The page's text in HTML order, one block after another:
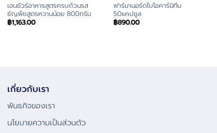
เอนชัวร์อาหารสูตรครบถ้วนรส
ธัญพืชสูตรหวานน้อย 800กรัม
฿1,163.00
ฟาร์มานอร์ดไบโอคาร์นิทีน
50แคปซูล
฿890.00
เกี่ยวกับเรา
พันธกิจของเรา
นโยบายความเป็นส่วนตัว